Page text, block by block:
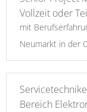
Vollzeit oder
mit
Neumarkt in der
Bereich